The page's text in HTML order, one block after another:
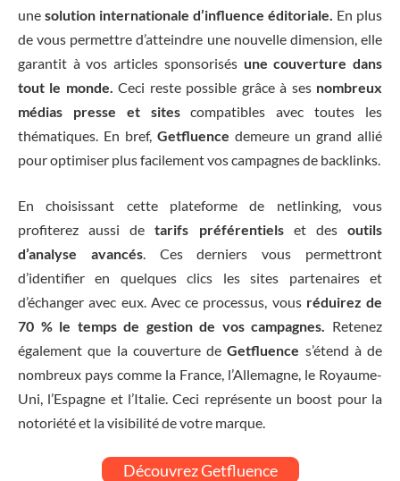
une solution internationale d’influence éditoriale. En plus
de vous permettre d’atteindre une nouvelle dimension, elle
garantit à vos articles sponsorisés une couverture dans
tout le monde.Ceci reste possible grâce à ses nombreux
médias presse et sitescompatibles avec toutes les
thématiques. En bref, Getfluence demeure un grand allié
pour optimiser plus facilement vos campagnes de backlinks.
En choisissant cette plateforme de netlinking, vous
profiterez aussi de tarifs préférentiels et desoutils
d’analyse avancés. Ces derniers vous permettront
d’identifier en quelques clics les sites partenaires et
d’échanger avec eux. Avec ce processus, vous réduirez de
70 % le temps de gestion de vos campagnes. Retenez
également que la couverture de Getfluence s’étend à de
nombreux pays comme la France, l’Allemagne, le Royaume-
Uni, l’Espagne et l’Italie. Ceci représente un boost pour la
notoriété et la visibilité de votre marque.
Découvrez Getfluence